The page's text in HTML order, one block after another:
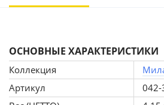
ОСНОВНЫЕ ХАРАКТЕРИСТИКИ
Коллекция
Артикул
042-